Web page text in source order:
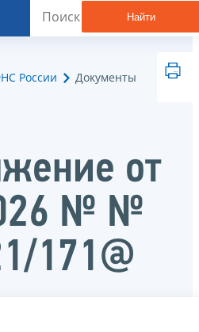
Найти
России Документы
от
№ №
171@